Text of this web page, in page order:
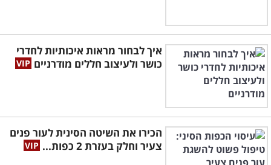
איך לבחור מראות איכותיות לחדרי
כושר ולעיצוב חללים מודרניים
הכירו את השיטה הסינית לעור פנים
צעיר וחלק בעזרת 2 כפות...